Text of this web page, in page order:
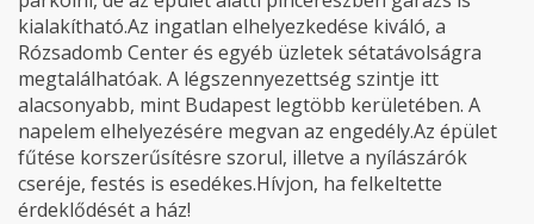
kialakítható.Az ingatlan elhelyezkedése kiváló, a
Rózsadomb Center és egyéb üzletek sétatávolságra
megtalálhatóak. A légszennyezettség szintje itt
alacsonyabb, mint Budapest legtöbb kerületében. A
napelem elhelyezésére megvan az engedély.Az épület
fűtése korszerűsítésre szorul, illetve a nyílászárók
cseréje, festés is esedékes.Hívjon, ha felkeltette
érdeklődését a ház!